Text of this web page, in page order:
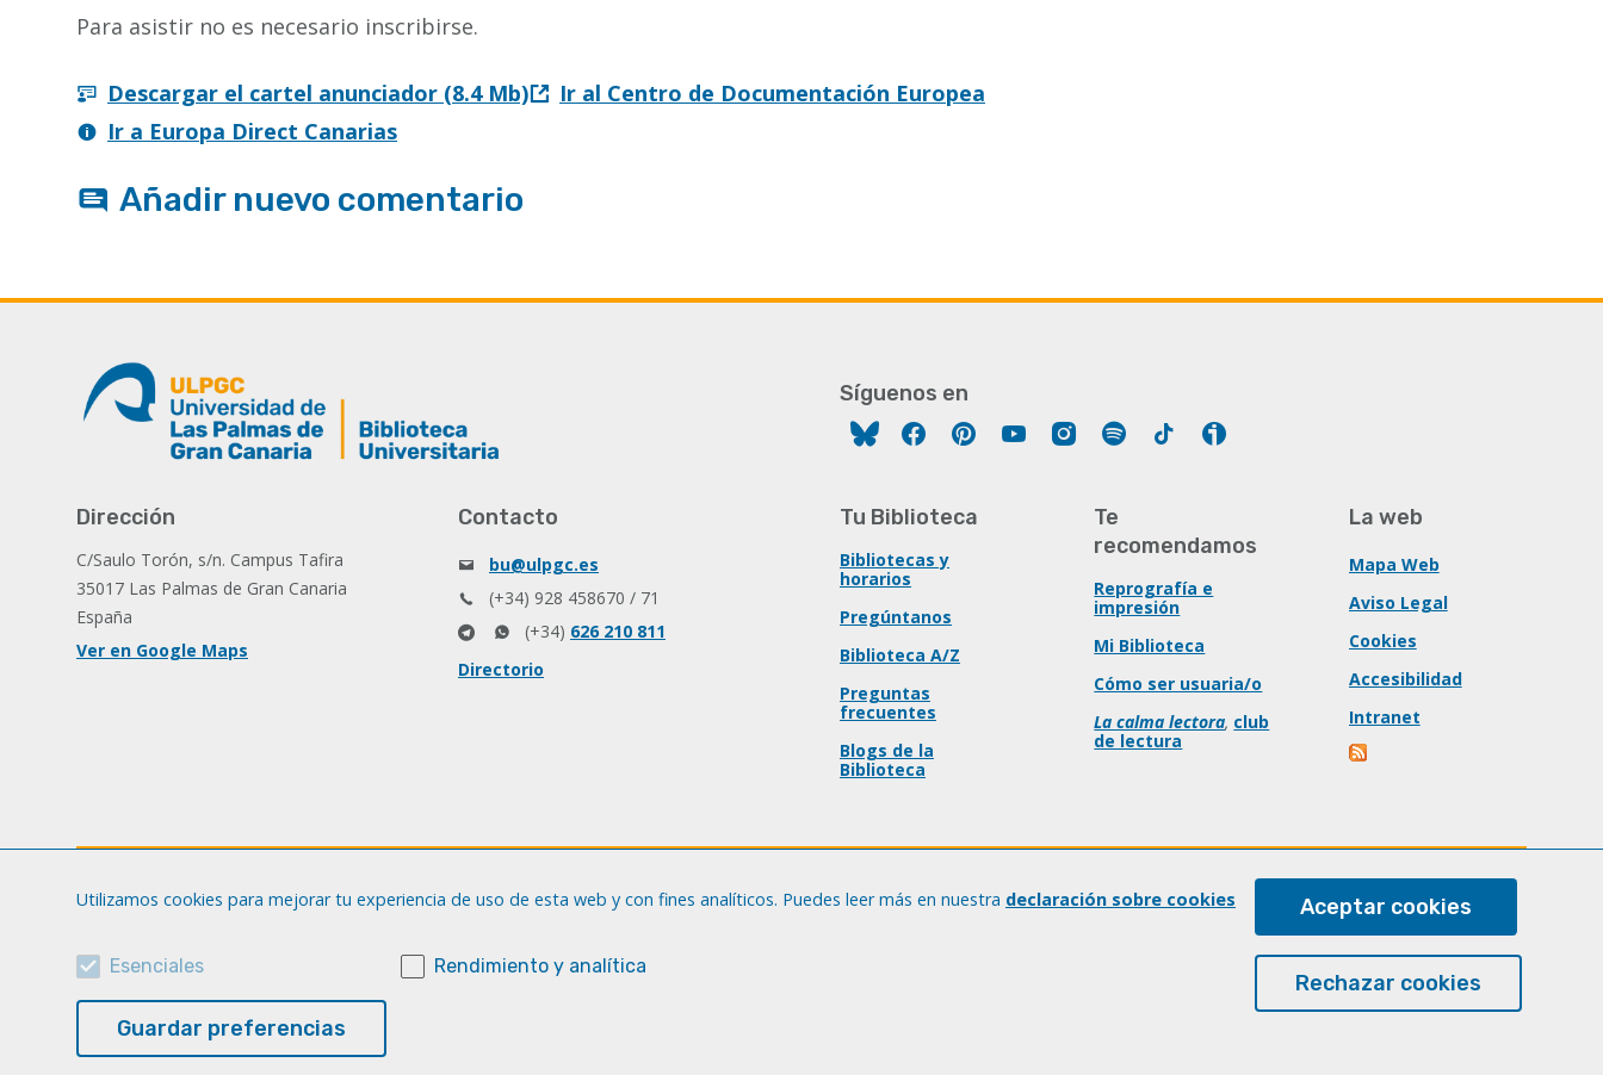
Para asistir no es necesario inscribirse.
Descargar el cartel anunciador (8.4 Mb)
Ir al Centro de Documentación Europea
Ir a Europa Direct Canarias
Añadir nuevo comentario
Síguenos en
FacebookPinterestYouTubeInstagram
Spotify Tiktok
Dirección
C/Saulo Torón, s/n. Campus Tafira
35017 Las Palmas de Gran Canaria
España
Ver en Google Maps
Contacto
bu@ulpgc.es
(+34) 928 458670 / 71
(+34) 626 210 811
Directorio
Tu Biblioteca
Bibliotecas y
horarios
Pregúntanos
Biblioteca A/Z
Preguntas
frecuentes
Blogs de la
Biblioteca
Te
recomendamos
Reprografía e
impresión
Mi Biblioteca
Cómo ser usuaria/o
La calma lectora, club
de lectura
La web
Mapa Web
Aviso Legal
Cookies
Accesibilidad
Intranet
Utilizamos cookies para mejorar tu experiencia de uso de esta web y con fines analíticos. Puedes leer más en nuestra declaración sobre cookies
Esenciales Rendimiento y analítica
Guardar preferencias
Aceptar cookies
Rechazar cookies